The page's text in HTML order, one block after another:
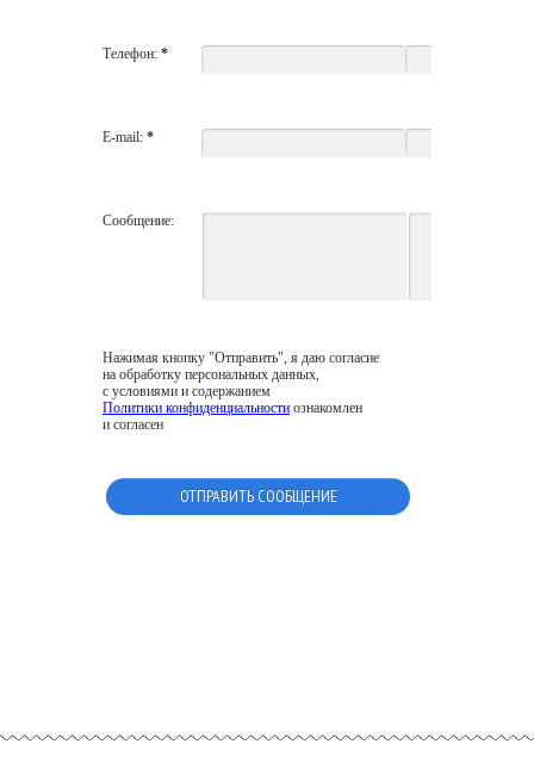
Телефон: *
E-mail: *
Сообщение:
Нажимая кнопку "Отправить", я даю согласие
на обработку персональных данных,
с условиями и содержанием
Политики конфиденциальности ознакомлен
и согласен